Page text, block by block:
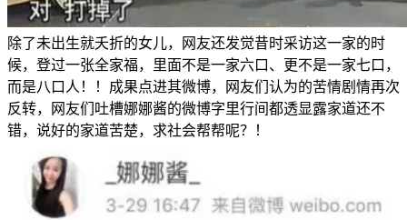
除了未出生就夭折的女儿，网友还发觉昔时采访这一家的时
候，登过一张全家福，里面不是一家六口、更不是一家七口，
而是八口人！！成果点进其微博，网友们认为的苦情剧情再次
反转，网友们吐槽娜娜酱的微博字里行间都透显露家道还不
错，说好的家道苦楚，求社会帮帮呢？！